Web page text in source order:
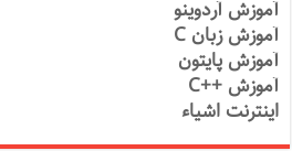
آموزش آردوینو
آموزش زبان C
آموزش پایتون
آموزش ++C
اینترنت اشیاء